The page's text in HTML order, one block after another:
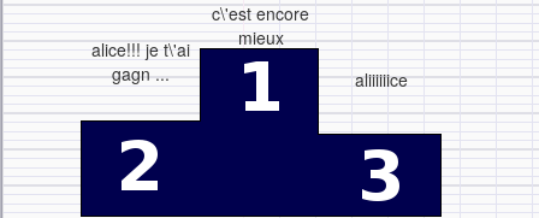
alice!!! je t\'ai
gagn ...
c\'est encore
mieux
aliiiiiice